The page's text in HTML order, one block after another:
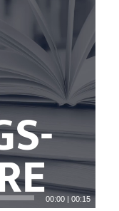
00:00 |00:15